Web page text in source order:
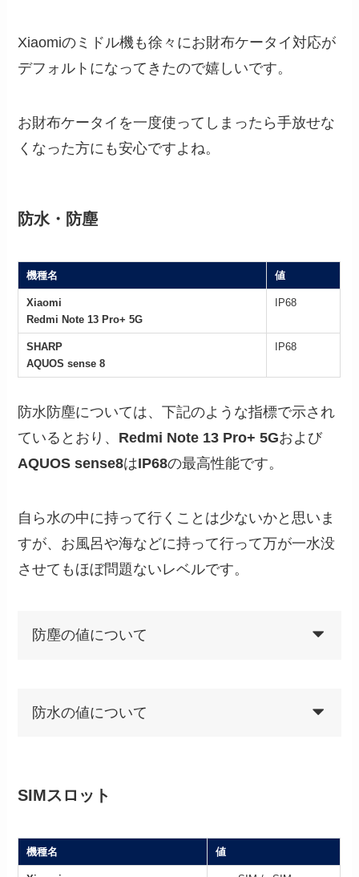
Xiaomiのミドル機も徐々にお財布ケータイ対応が
デフォルトになってきたので嬉しいです。
お財布ケータイを一度使ってしまったら手放せな
くなった方にも安心ですよね。
防水・防塵
機種名 値
Xiaomi
Redmi Note 13 Pro+ 5G
IP68
SHARP
AQUOS sense 8
IP68
防水防塵については、下記のような指標で示され
ているとおり、 Redmi Note 13 Pro+ 5Gおよび
AQUOS sense8はIP68の最高性能です。
自ら水の中に持って行くことは少ないかと思いま
すが、お風呂や海などに持って行って万が一水没
させてもほぼ問題ないレベルです。
防塵の値について
防水の値について
SIMスロット
機種名 値